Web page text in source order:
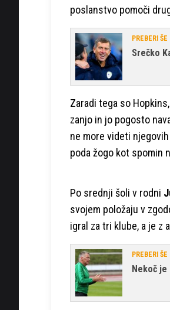
poslanstvo pomoči
PREBERI ŠE
Srečko
Zaradi tega so
zanjo in jo pogosto
ne more videti njegovih
poda žogo kot spomin
Po srednji šoli v rodni
svojem položaju v
igral za tri klube, a je z
PREBERI ŠE
Nekoč